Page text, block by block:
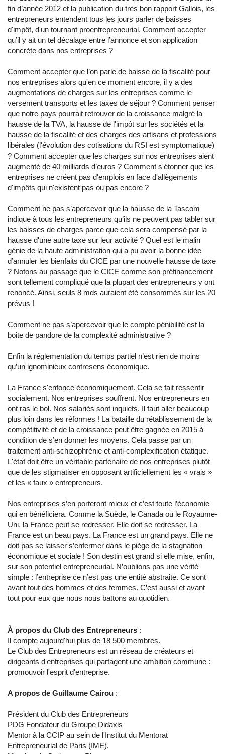
fin d’année 2012 et la publication du très bon rapport Gallois, les
entrepreneurs entendent tous les jours parler de baisses
d'impôt, d'un tournant proentrepreneurial. Comment accepter
qu’il y ait un tel décalage entre l’annonce et son application
concrète dans nos entreprises ?
Comment accepter que l’on parle de baisse de la fiscalité pour
nos entreprises alors qu'en ce moment encore, il y a des
augmentations de charges sur les entreprises comme le
versement transports et les taxes de séjour ? Comment penser
que notre pays pourrait retrouver de la croissance malgré la
hausse de la TVA, la hausse de l'impôt sur les sociétés et la
hausse de la fiscalité et des charges des artisans et professions
libérales (l'évolution des cotisations du RSI est symptomatique)
? Comment accepter que les charges sur nos entreprises aient
augmenté de 40 milliards d’euros ? Comment s'étonner que les
entreprises ne créent pas d'emplois en face d'allègements
d'impôts qui n'existent pas ou pas encore ?
Comment ne pas s’apercevoir que la hausse de la Tascom
indique à tous les entrepreneurs qu’ils ne peuvent pas tabler sur
les baisses de charges parce que cela sera compensé par la
hausse d'une autre taxe sur leur activité ? Quel est le malin
génie de la haute administration qui a pu avoir la bonne idée
d’annuler les bienfaits du CICE par une nouvelle hausse de taxe
? Notons au passage que le CICE comme son préfinancement
sont tellement compliqué que la plupart des entrepreneurs y ont
renoncé. Ainsi, seuls 8 mds auraient été consommés sur les 20
prévus !
Comment ne pas s’apercevoir que le compte pénibilité est la
boite de pandore de la complexité administrative ?
Enfin la réglementation du temps partiel n’est rien de moins
qu’un ignominieux contresens économique.
La France s'enfonce économiquement. Cela se fait ressentir
socialement. Nos entreprises souffrent. Nos entrepreneurs en
ont ras le bol. Nos salariés sont inquiets. Il faut aller beaucoup
plus loin dans les réformes ! La bataille du rétablissement de la
compétitivité et de la croissance peut être gagnée en 2015 à
condition de s’en donner les moyens. Cela passe par un
traitement anti-schizophrènie et anti-complexification étatique.
L'état doit être un véritable partenaire de nos entreprises plutôt
que de les stigmatiser en opposant artificiellement les « vrais »
et les « faux » entrepreneurs.
Nos entreprises s’en porteront mieux et c’est toute l’économie
qui en bénéficiera. Comme la Suède, le Canada ou le Royaume-
Uni, la France peut se redresser. Elle doit se redresser. La
France est un beau pays. La France est un grand pays. Elle ne
doit pas se laisser s’enfermer dans le piège de la stagnation
économique et sociale ! Son destin est grand si elle mise, enfin,
sur son potentiel entrepreneurial. N’oublions pas une vérité
simple : l’entreprise ce n’est pas une entité abstraite. Ce sont
avant tout des hommes et des femmes. C’est aussi et avant
tout pour eux que nous nous battons au quotidien.
À propos du Club des Entrepreneurs :
Il compte aujourd'hui plus de 18 500 membres.
Le Club des Entrepreneurs est un réseau de créateurs et
dirigeants d'entreprises qui partagent une ambition commune :
promouvoir l'esprit d'entreprise.
A propos de Guillaume Cairou :
Président du Club des Entrepreneurs
PDG Fondateur du Groupe Didaxis
Mentor à la CCIP au sein de l'Institut du Mentorat
Entrepreneurial de Paris (IME),